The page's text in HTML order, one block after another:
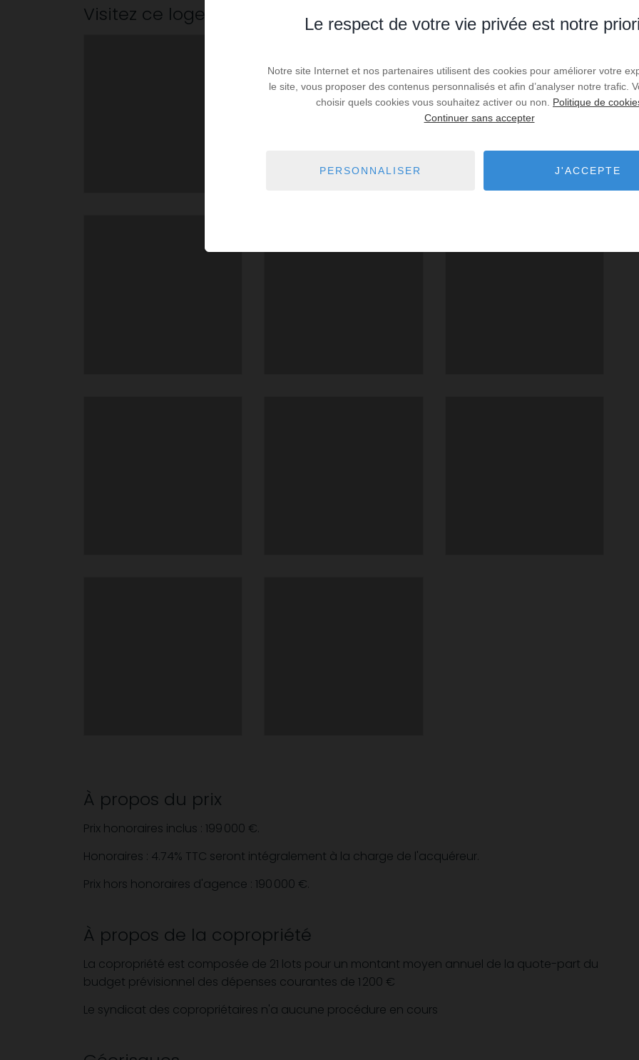
Visitez ce logement
À propos du prix
Prix honoraires inclus : 199 000 €.
Honoraires : 4.74% TTC seront intégralement à la charge de l'acquéreur.
Prix hors honoraires d'agence : 190 000 €.
À propos de la copropriété
La copropriété est composée de 21 lots pour un montant moyen annuel de la quote-part du
budget prévisionnel des dépenses courantes de 1 200 €
Le syndicat des copropriétaires n'a aucune procédure en cours
Le respect de votre vie privée est notre
Notre site Internet et nos partenaires utilisent des cookies pour améliorer votre
le site, vous proposer des contenus personnalisés et afin d’analyser notre trafic.
choisir quels cookies vous souhaitez activer ou non. Politique de
Continuer sans accepter
PERSONNALISER J'ACCEPTE